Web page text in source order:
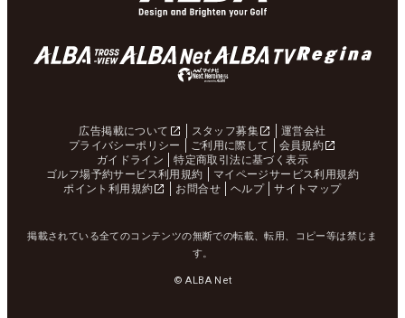
広告掲載について スタッフ募集
運営会社
プライバシーポリシー
ご利用に際して
会員規約
ガイドライン
特定商取引法に基づく表示
ゴルフ場予約サービス利用規約
マイページサービス利用規約
ポイント利用規約
お問合せ ヘルプ サイトマップ
掲載されている全てのコンテンツの無断での転載、転用、コピー等は禁じま
す。
© ALBA Net